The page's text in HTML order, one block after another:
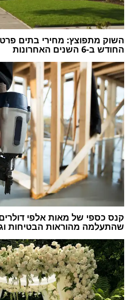
השוק מתפוצץ: מחירי בתים
החודש ב-6 השנים האחרונות
קנס כספי של מאות אלפי
שהתעלמה מהוראות הבטיחות